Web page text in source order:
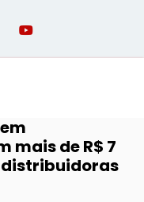
mais de R$ 7
distribuidoras